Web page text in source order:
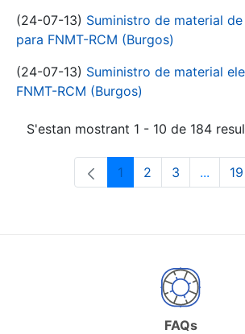
(24-07-13) Suministro de material
para FNMT-RCM (Burgos)
(24-07-13) Suministro de material
FNMT-RCM (Burgos)
S'estan mostrant 1 - 10 de 184
Pàgina
1 Pàgina
2 Pàgina
3 ... 19
FAQs